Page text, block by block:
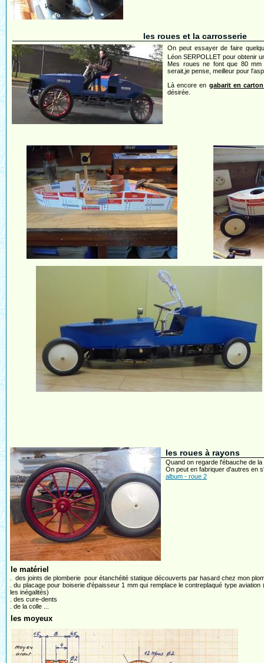
les roues et la carrosserie
On peut essayer de faire
Léon SERPOLLET pour obtenir
Mes roues ne font que 80
serait,je pense, meilleur pour
Là encore en gabarit en
désirée.
les roues à rayons
Quand on regarde l'ébauche de
On peut en fabriquer d'autres en
album - roue 2
le matériel
. des joints de plomberie pour étanchéité statique découverts par hasard chez mon
. du placage pour boiserie d'épaisseur 1 mm qui remplace le contreplaqué type
les inégalités)
. des cure-dents
. de la colle ...
les moyeux